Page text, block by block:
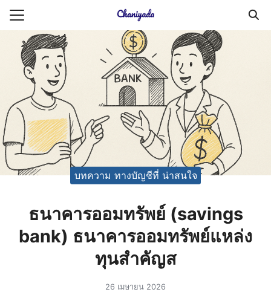
Skip
content
ยความเป็นส่วนตัว
ญชี (Accounting service)
ญชี (Accounting
Search
for:
บทความ ทางบัญชีที่ น่าสนใจ
ธนาคารออมทรัพย์ (savings
bank) ธนาคารออมทรัพย์แหล่ง
ทุนสำคัญส
26 เมษายน 2026